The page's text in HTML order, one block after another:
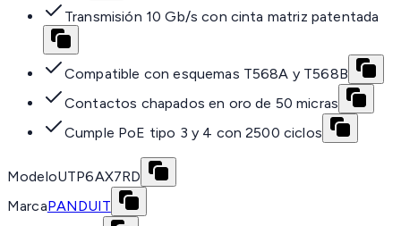
Transmisión 10 Gb/s con cinta matriz patentada
Compatible con esquemas T568A y T568B
Contactos chapados en oro de 50 micras
Cumple PoE tipo 3 y 4 con 2500 ciclos
ModeloUTP6AX7RD
MarcaPANDUIT